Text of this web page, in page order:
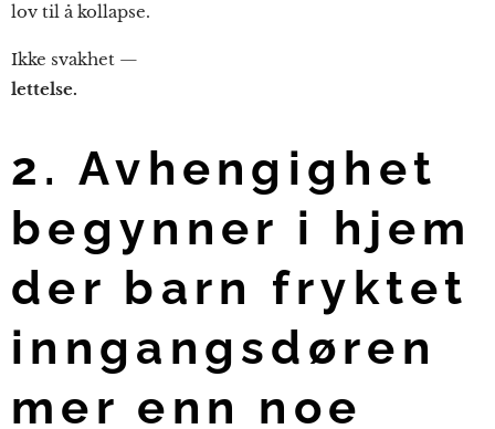
lov til å kollapse.
Ikke svakhet —
lettelse.
2. Avhengighet
begynner i hjem
der barn fryktet
inngangsdøren
mer enn noe